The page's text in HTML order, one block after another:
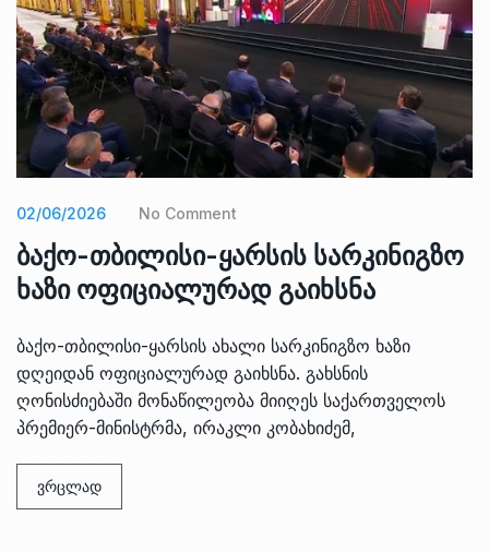
02/06/2026 No Comment
ბაქო-თბილისი-ყარსის სარკინიგზო
ხაზი ოფიციალურად გაიხსნა
ბაქო-თბილისი-ყარსის ახალი სარკინიგზო ხაზი
დღეიდან ოფიციალურად გაიხსნა. გახსნის
ღონისძიებაში მონაწილეობა მიიღეს საქართველოს
პრემიერ-მინისტრმა, ირაკლი კობახიძემ,
ვრცლად